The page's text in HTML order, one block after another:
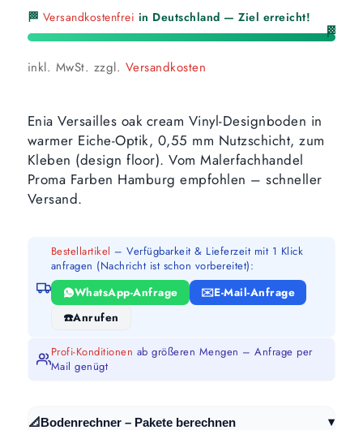
🏁 Versandkostenfrei in Deutschland — Ziel erreicht!
🏁
inkl. MwSt. zzgl. Versandkosten
Enia Versailles oak cream Vinyl-Designboden in
warmer Eiche-Optik, 0,55 mm Nutzschicht, zum
Kleben (design floor). Vom Malerfachhandel
Proma Farben Hamburg empfohlen – schneller
Versand.
Bestellartikel – Verfügbarkeit & Lieferzeit mit 1 Klick
anfragen (Nachricht ist schon vorbereitet):
WhatsApp-Anfrage
E-Mail-Anfrage
Anrufen
Profi-Konditionen ab größeren Mengen – Anfrage per
Mail genügt
📐Bodenrechner – Pakete berechnen ▾